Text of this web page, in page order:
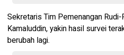
Sekretaris Tim Pemenangan
Kamaluddin, yakin hasil survei
berubah lagi.